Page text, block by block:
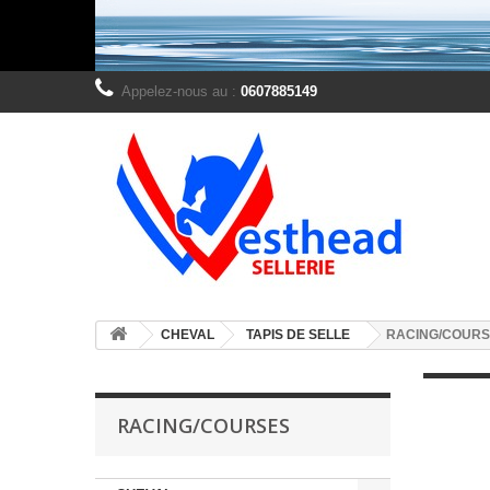
Appelez-nous au : 0607885149
CHEVAL TAPIS DE SELLE RACING/
RACING/COURSES